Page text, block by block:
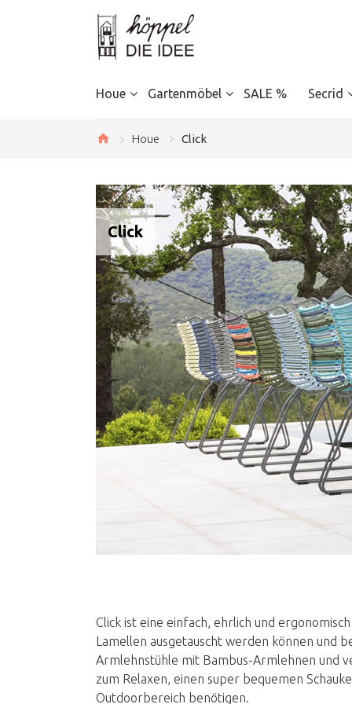
Houe Gartenmöbel SALE % Secrid
Houe Click
Click
Click ist eine einfach, ehrlich und
Lamellen ausgetauscht werden können und
Armlehnstühle mit Bambus-Armlehnen und
zum Relaxen, einen super bequemen
Outdoorbereich benötigen.